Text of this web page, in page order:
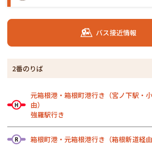
バス接近情報
2番のりば
元箱根港・箱根町港行き（宮ノ下駅・
由）
強羅駅行き
箱根町港・元箱根港行き（箱根新道経由